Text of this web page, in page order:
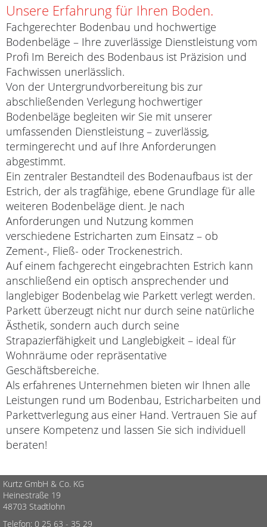
Unsere Erfahrung für Ihren Boden.
Fachgerechter Bodenbau und hochwertige
Bodenbeläge – Ihre zuverlässige Dienstleistung vom
Profi Im Bereich des Bodenbaus ist Präzision und
Fachwissen unerlässlich.
Von der Untergrundvorbereitung bis zur
abschließenden Verlegung hochwertiger
Bodenbeläge begleiten wir Sie mit unserer
umfassenden Dienstleistung – zuverlässig,
termingerecht und auf Ihre Anforderungen
abgestimmt.
Ein zentraler Bestandteil des Bodenaufbaus ist der
Estrich, der als tragfähige, ebene Grundlage für alle
weiteren Bodenbeläge dient. Je nach
Anforderungen und Nutzung kommen
verschiedene Estricharten zum Einsatz – ob
Zement-, Fließ- oder Trockenestrich.
Auf einem fachgerecht eingebrachten Estrich kann
anschließend ein optisch ansprechender und
langlebiger Bodenbelag wie Parkett verlegt werden.
Parkett überzeugt nicht nur durch seine natürliche
Ästhetik, sondern auch durch seine
Strapazierfähigkeit und Langlebigkeit – ideal für
Wohnräume oder repräsentative
Geschäftsbereiche.
Als erfahrenes Unternehmen bieten wir Ihnen alle
Leistungen rund um Bodenbau, Estricharbeiten und
Parkettverlegung aus einer Hand. Vertrauen Sie auf
unsere Kompetenz und lassen Sie sich individuell
beraten!
Kurtz GmbH & Co. KG
Heinestraße 19
48703 Stadtlohn
Telefon: 0 25 63 - 35 29